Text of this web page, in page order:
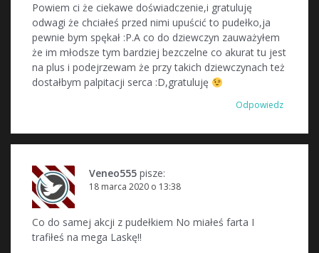
Powiem ci że ciekawe doświadczenie,i gratuluję
odwagi że chciałeś przed nimi upuścić to pudełko,ja
pewnie bym spękał :P.A co do dziewczyn zauważyłem
że im młodsze tym bardziej bezczelne co akurat tu jest
na plus i podejrzewam że przy takich dziewczynach też
dostałbym palpitacji serca :D,gratuluję
Odpowiedz
Veneo555 pisze:
18 marca 2020 o 13:38
Co do samej akcji z pudełkiem No miałeś farta I
trafiłeś na mega Laskę!!